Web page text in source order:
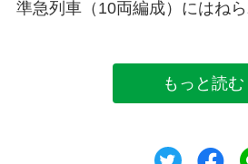
準急列車（10両編成）にはねら
もっと読む
ツイート